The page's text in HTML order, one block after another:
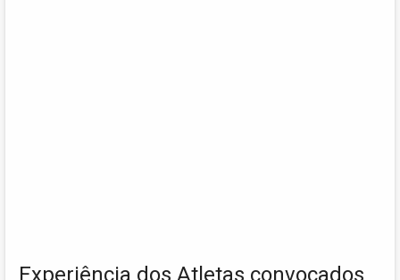
Experiência dos Atletas convocados